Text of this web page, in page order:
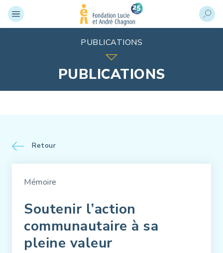
PUBLICATIONS
PUBLICATIONS
Retour
Mémoire
Soutenir l’action
communautaire à sa
pleine valeur